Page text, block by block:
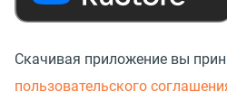
Скачивая приложение вы
пользовательского